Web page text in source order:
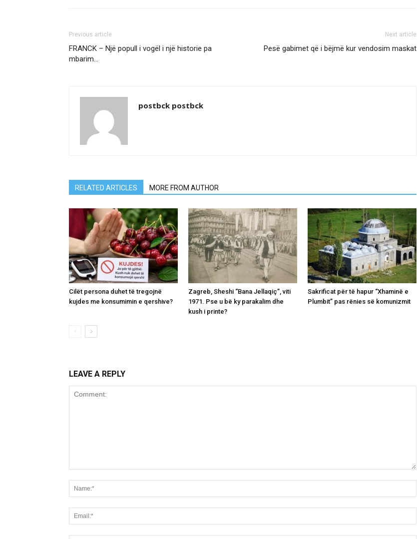
Previous article
FRANCK – Një popull i vogël i një historie pa
mbarim…
Next article
Pesë gabimet që i bëjmë kur vendosim maskat
postbck postbck
RELATED ARTICLES MORE FROM AUTHOR
Cilët persona duhet të tregojnë
kujdes me konsumimin e qershive?
Zagreb, Sheshi “Bana Jellaqiç”, viti
1971. Pse u bë ky parakalim dhe
kush i printe?
Sakrificat për të hapur “Xhaminë e
Plumbit” pas rënies së komunizmit
LEAVE A REPLY